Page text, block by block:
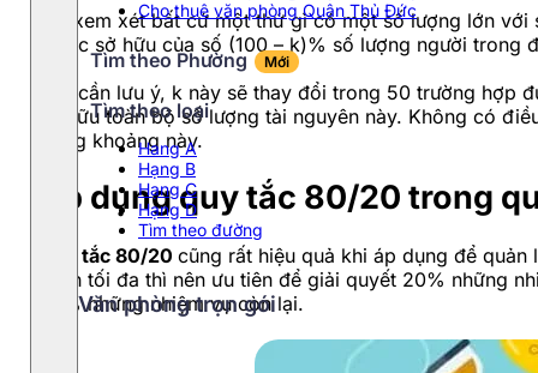
Cho thuê văn phòng Quận Thủ Đức
Tìm theo Phường Mới
Tìm theo loại
Hang A
Hạng B
Hạng C
Hạng D
Tìm theo đường
Văn phòng trọn gói
Khi xem xét bất cứ một thứ gì có một số lượng lớn
thuộc sở hữu của số (100 – k)% số lượng người trong
Bạn cần lưu ý, k này sẽ thay đổi trong 50 trường
sở hữu toàn bộ số lượng tài nguyên này. Không có
trong khoảng này.
Áp dụng quy tắc 80/20 trong
Quy tắc 80/20 cũng rất hiệu quả khi áp dụng để
cách tối đa thì nên ưu tiên để giải quyết 20% những
80% những nhiệm vụ còn lại.